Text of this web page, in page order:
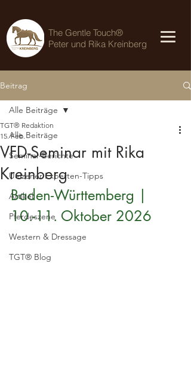
The Gentle Touch®
Peter und Rika Kreinberg
Beitrag
Alle Beiträge
Seminar-Berichte
Uelzener Experten-Tipps
Artikel
Pferdeszene
Western & Dressage
TGT® Blog
Alle Beiträge
VFD-Seminar mit Rika
Kreinberg
TGT® Redaktion
15. Feb.
Baden-Württemberg |
10.-11. Oktober 2026